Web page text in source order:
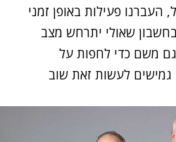
העברנו פעילות באופן זמני
שאולי יתרחש מצב
משם כדי לחפות על
גמישים לעשות זאת שוב